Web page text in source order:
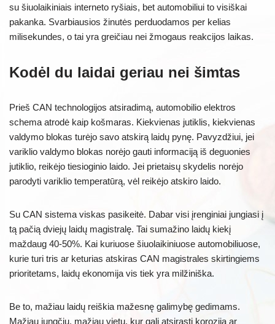
su šiuolaikiniais interneto ryšiais, bet automobiliui to visiškai
pakanka. Svarbiausios žinutės perduodamos per kelias
milisekundes, o tai yra greičiau nei žmogaus reakcijos laikas.
Kodėl du laidai geriau nei šimtas
Prieš CAN technologijos atsiradimą, automobilio elektros
schema atrodė kaip košmaras. Kiekvienas jutiklis, kiekvienas
valdymo blokas turėjo savo atskirą laidų pynę. Pavyzdžiui, jei
variklio valdymo blokas norėjo gauti informaciją iš deguonies
jutiklio, reikėjo tiesioginio laido. Jei prietaisų skydelis norėjo
parodyti variklio temperatūrą, vėl reikėjo atskiro laido.
Su CAN sistema viskas pasikeitė. Dabar visi įrenginiai jungiasi į
tą pačią dviejų laidų magistralę. Tai sumažino laidų kiekį
maždaug 40-50%. Kai kuriuose šiuolaikiniuose automobiliuose,
kurie turi tris ar keturias atskiras CAN magistrales skirtingiems
prioritetams, laidų ekonomija vis tiek yra milžiniška.
Be to, mažiau laidų reiškia mažesnę galimybę gedimams.
Mažiau jungčių, mažiau vietų, kur gali atsirasti korozija ar